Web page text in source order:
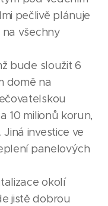
pečlivě plánuje
všechny
bude sloužit 6
domě na
10 milionů korun,
investice ve
panelových
okolí
jistě dobrou